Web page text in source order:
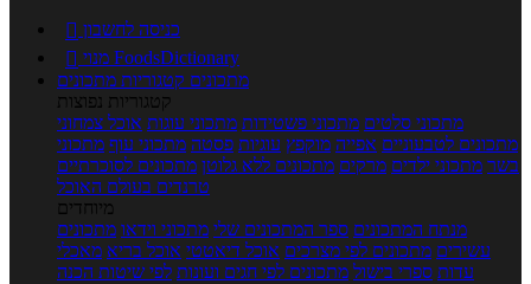
 כניסה לחשבון

מנוי FoodsDictionary
מתכונים קטגוריות מתכונים
קטגוריות נפוצות
מתכוני סלטים מתכוני פשטידות מתכוני עוגות אוכל צמחוני
מתכונים לטבעוניים אפייה מוקפץ עוגיות פסטה מתכוני עוף מתכוני
בשר מתכוני ילדים מרקים מתכונים ללא גלוטן מתכונים לסוכרתיים
טרנדים בעולם האוכל
מיוחדים
מנתח המתכונים ספר המתכונים שלי מתכוני וידאו מתכונים
עשירים מתכונים לפי מצרכים אוכל דיאטטי אוכל בריא מאכלי
עדות ספרי בישול מתכונים לפי חגים ועונות לפי שיטות הכנה